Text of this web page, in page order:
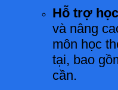
Hỗ trợ
và nâng
môn học
tại, bao
cần.